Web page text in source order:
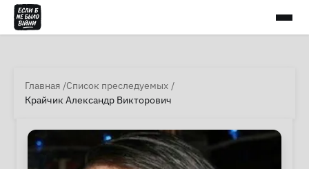
Главная Список преследуемых
Крайчик Александр Викторович